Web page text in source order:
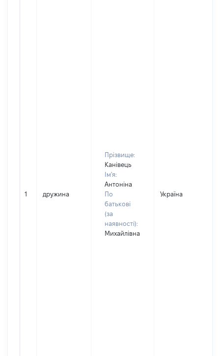
1 дружина
Прізвище:
Канівець
Ім'я:
Антоніна
По
батькові
(за
наявності):
Михайлівна
Україна